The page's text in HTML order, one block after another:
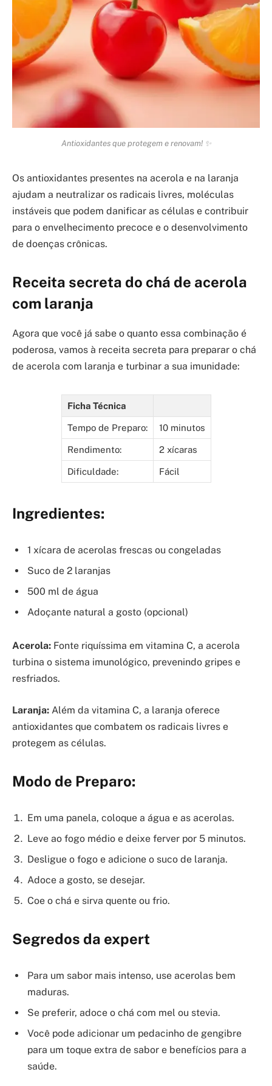
Antioxidantes que protegem e renovam! ✨
Os antioxidantes presentes na acerola e na laranja
ajudam a neutralizar os radicais livres, moléculas
instáveis que podem danificar as células e contribuir
para o envelhecimento precoce e o desenvolvimento
de doenças crônicas.
Receita secreta do chá de acerola
com laranja
Agora que você já sabe o quanto essa combinação é
poderosa, vamos à receita secreta para preparar o chá
de acerola com laranja e turbinar a sua imunidade:
Ficha Técnica
Tempo de Preparo: 10 minutos
Rendimento: 2 xícaras
Dificuldade: Fácil
Ingredientes:
1 xícara de acerolas frescas ou congeladas
Suco de 2 laranjas
500 ml de água
Adoçante natural a gosto (opcional)
Acerola: Fonte riquíssima em vitamina C, a acerola
turbina o sistema imunológico, prevenindo gripes e
resfriados.
Laranja: Além da vitamina C, a laranja oferece
antioxidantes que combatem os radicais livres e
protegem as células.
Modo de Preparo:
Em uma panela, coloque a água e as acerolas.
Leve ao fogo médio e deixe ferver por 5 minutos.
Desligue o fogo e adicione o suco de laranja.
Adoce a gosto, se desejar.
Coe o chá e sirva quente ou frio.
Segredos da expert
Para um sabor mais intenso, use acerolas bem
maduras.
Se preferir, adoce o chá com mel ou stevia.
Você pode adicionar um pedacinho de gengibre
para um toque extra de sabor e benefícios para a
saúde.